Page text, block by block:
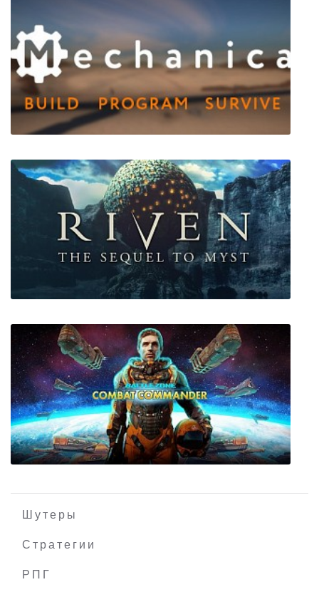
Six-Gun
Mechanica
Riven: The Sequel to Myst
Шутеры
Стратегии
РПГ